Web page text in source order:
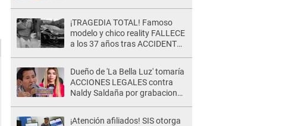
¡TRAGEDIA TOTAL! Famoso
modelo y chico reality FALLECE
a los 37 años tras ACCIDENTE
Dueño de 'La Bella Luz' tomaría
ACCIONES LEGALES contra
Naldy Saldaña por grabaciones
¡Atención afiliados! SIS otorga